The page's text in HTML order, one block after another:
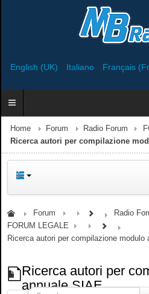
English (UK) Italiano Français
Home Forum Radio Forum
Ricerca autori per compilazione
Forum
Radio
FORUM LEGALE
Ricerca autori per compilazione modulo
Ricerca autori per
annuale SIAE